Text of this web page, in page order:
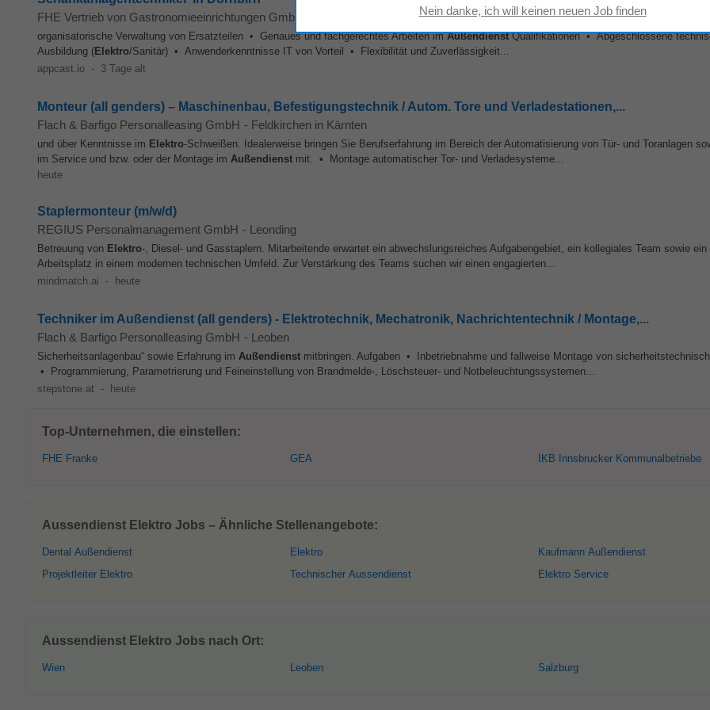
FHE Vertrieb von Gastronomieeinrichtungen GmbH (FHE Franke)
Bludenz
organisatorische Verwaltung von Ersatzteilen • Genaues und fachgerechtes Arbeiten imAußendienstQualifikationen • Abgeschlossene
Ausbildung ( Elektro/Sanitär) • Anwenderkenntnisse IT von Vorteil • Flexibilität und Zuverlässigkeit...
appcast.io - 3 Tage alt
Monteur (all genders) – Maschinenbau, Befestigungstechnik / Autom. Tore und Verladestationen,...
Flach & Barfigo Personalleasing GmbH - Feldkirchen in Kärnten
und über Kenntnisse im Elektro-Schweißen. Idealerweise bringen Sie Berufserfahrung im Bereich der Automatisierung von Tür- und Toranlagen
im Service und bzw. oder der Montage im Außendienst mit. • Montage automatischer Tor- und Verladesysteme...
heute
Staplermonteur (m/w/d)
REGIUS Personalmanagement GmbH - Leonding
Betreuung von Elektro-, Diesel- und Gasstaplern. Mitarbeitende erwartet ein abwechslungsreiches Aufgabengebiet, ein kollegiales Team sowie ein
Arbeitsplatz in einem modernen technischen Umfeld. Zur Verstärkung des Teams suchen wir einen engagierten...
mindmatch.ai - heute
Techniker im Außendienst (all genders) - Elektrotechnik, Mechatronik, Nachrichtentechnik / Montage,...
Flach & Barfigo Personalleasing GmbH - Leoben
Sicherheitsanlagenbau“ sowie Erfahrung im Außendienst mitbringen. Aufgaben • Inbetriebnahme und fallweise Montage von
• Programmierung, Parametrierung und Feineinstellung von Brandmelde-, Löschsteuer- und Notbeleuchtungssystemen...
stepstone.at - heute
Top-Unternehmen, die einstellen:
FHE Franke GEA IKB Innsbrucker Kommunalbetriebe
Aussendienst Elektro Jobs – Ähnliche Stellenangebote:
Dental Außendienst
Projektleiter Elektro
Elektro
Technischer Aussendienst
Kaufmann Außendienst
Elektro Service
Aussendienst Elektro Jobs nach Ort:
Wien Leoben Salzburg